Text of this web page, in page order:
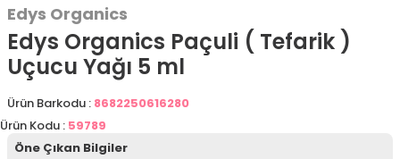
Edys Organics
Edys Organics Paçuli ( Tefarik )
Uçucu Yağı 5 ml
Ürün Barkodu : 8682250616280
Ürün Kodu : 59789
Öne Çıkan Bilgiler